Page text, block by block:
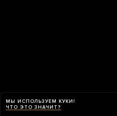
МЫ ИСПОЛЬЗУЕМ КУКИ!
ЧТО ЭТО ЗНАЧИТ?